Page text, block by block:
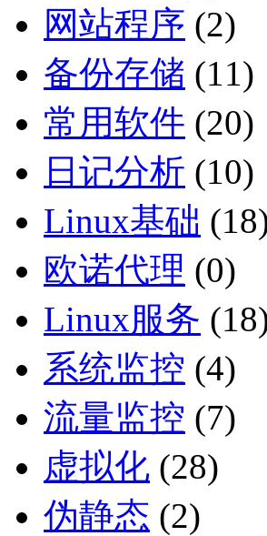
网站程序 (2)
备份存储 (11)
常用软件 (20)
日记分析 (10)
Linux基础
欧诺代理 (0)
Linux服务
系统监控 (4)
流量监控 (7)
虚拟化 (28)
伪静态 (2)